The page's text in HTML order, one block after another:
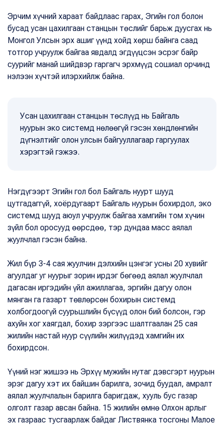
Эрчим хүчний хараат байдлаас гарах, Эгийн гол болон
бусад усан цахилгаан станцын төслийг барьж дуусгах нь
Монгол Улсын эрх ашиг үүнд хойд хөрш байнга саад
тотгор учруулж байгаа явдалд эгдүүцсэн эсрэг байр
суурийг манай шийдвэр гаргагч эрхмүүд сошиал орчинд
нэлээн хүчтэй илэрхийлж байна.
Усан цахилгаан станцын төслүүд нь Байгаль
нуурын эко системд нөлөөгүй гэсэн хөндлөнгийн
дүгнэлтийг олон улсын байгууллагаар гаргуулах
хэрэгтэй гэжээ.
Нэгдүгээрт Эгийн гол бол Байгаль нуурт шууд
цутгадаггүй, хоёрдугаарт Байгаль нуурын бохирдол, эко
системд шууд аюул учруулж байгаа хамгийн том хүчин
зүйл бол оросууд өөрсдөө, тэр дундаа масс аялал
жуулчлал гэсэн байна.
Жил бүр 3-4 сая жуулчин дэлхийн цэнгэг усны 20 хувийг
агуулдаг уг нуурыг зорин ирдэг бөгөөд аялал жуулчлал
дагасан иргэдийн үйл ажиллагаа, эргийн дагуу олон
мянган га газарт төвлөрсөн бохирын системд
холбогдоогүй суурьшлийн бүсүүд олон бий болсон, гэр
ахуйн хог хаягдал, бохир зэргээс шалтгаалан 25 сая
жилийн настай нуур сүүлийн жилүүдэд хамгийн их
бохирдсон.
Үүний нэг жишээ нь Эрхүү мужийн нутаг дэвсгэрт нуурын
эрэг дагуу хэт их байшин барилга, зочид буудал, амралт
аялал жуулчлалын барилга баригдаж, хууль бус газар
олголт газар авсан байна. 15 жилийн өмнө Олхон арлыг
эх газраас тусгаарлаж байдаг Листвянка тосгоны Малое